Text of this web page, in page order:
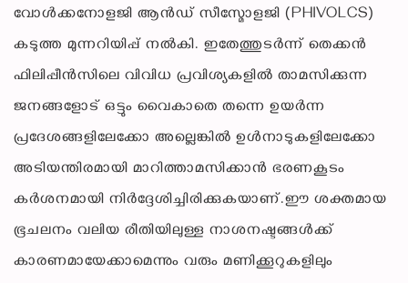
വോൾക്കനോളജി ആൻഡ് സീസ്മോളജി (PHIVOLCS)
കടുത്ത മുന്നറിയിപ്പ് നൽകി. ഇതേത്തുടർന്ന് തെക്കൻ
ഫിലിപ്പീൻസിലെ വിവിധ പ്രവിശ്യകളിൽ താമസിക്കുന്ന
ജനങ്ങളോട് ഒട്ടും വൈകാതെ തന്നെ ഉയർന്ന
പ്രദേശങ്ങളിലേക്കോ അല്ലെങ്കിൽ ഉൾനാടുകളിലേക്കോ
അടിയന്തിരമായി മാറിത്താമസിക്കാൻ ഭരണകൂടം
കർശനമായി നിർദ്ദേശിച്ചിരിക്കുകയാണ്.ഈ ശക്തമായ
ഭൂചലനം വലിയ രീതിയിലുള്ള നാശനഷ്ടങ്ങൾക്ക്
കാരണമായേക്കാമെന്നും വരും മണിക്കൂറുകളിലും